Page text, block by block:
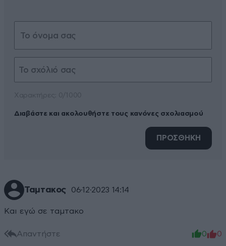
Διαβάστε και ακολουθήστε τους κανόνες σχολιασμού
ΠΡΟΣΘΗΚΗ
Ταμτακος 06·12·2023 14:14
Και εγώ σε ταμτακο
Απαντήστε 0 0